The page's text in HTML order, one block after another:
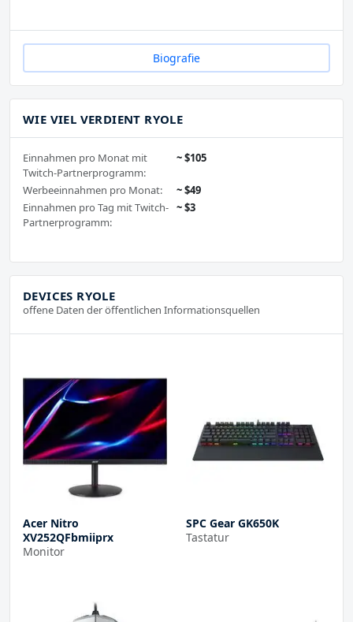
Biografie
WIE VIEL VERDIENT RYOLE
Einnahmen pro Monat mit
Twitch-Partnerprogramm:
~ $105
Werbeeinnahmen pro Monat:
~ $49
Einnahmen pro Tag mit Twitch-
Partnerprogramm:
~ $3
DEVICES RYOLE
offene Daten der öffentlichen Informationsquellen
Acer Nitro
XV252QFbmiiprx
Monitor
SPC Gear GK650K
Tastatur